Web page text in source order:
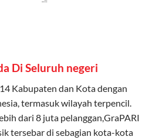
Di Seluruh negeri
Kabupaten dan Kota dengan
termasuk wilayah terpencil.
dari 8 juta pelanggan,GraPARI
tersebar di sebagian kota-kota